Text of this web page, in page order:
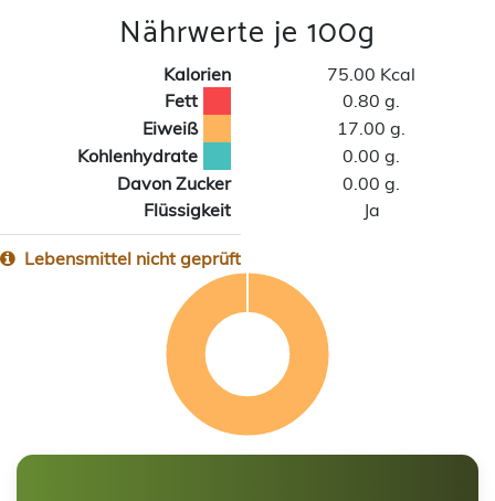
Nährwerte je 100g
Kalorien
75.00 Kcal
Fett
0.80 g.
Eiweiß
17.00 g.
Kohlenhydrate
0.00 g.
Davon Zucker
0.00 g.
Flüssigkeit
Ja
Lebensmittel nicht geprüft